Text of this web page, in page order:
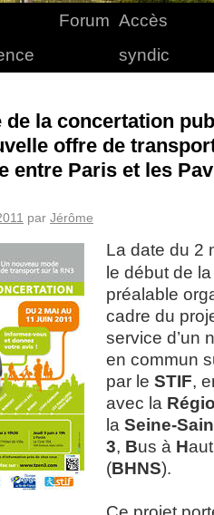
Forum Accès
syndic
de la concertation
offre de
entre Paris et les
par Jérôme
La date du 2
le début de
préalable
cadre du
service d’un
en commun
par le STIF,
avec la
la Seine-
3, Bus à H
(BHNS).